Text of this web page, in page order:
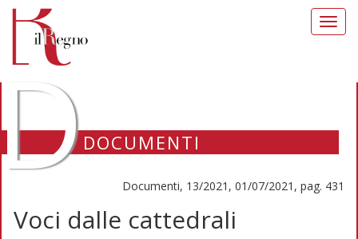
DOCUMENTI
Documenti, 13/2021, 01/07/2021, pag. 431
Voci dalle cattedrali